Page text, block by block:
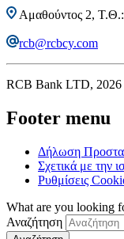
Αμαθούντος 2,
rcb@rcbcy.com
RCB Bank LTD, 2026
Footer menu
Δήλωση
Σχετικά με την
Ρυθμίσεις
What are you looking
Αναζήτηση